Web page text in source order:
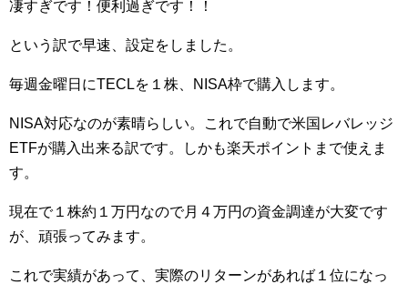
凄すぎです！便利過ぎです！！
という訳で早速、設定をしました。
毎週金曜日にTECLを１株、NISA枠で購入します。
NISA対応なのが素晴らしい。これで自動で米国レバレッジ
ETFが購入出来る訳です。しかも楽天ポイントまで使えま
す。
現在で１株約１万円なので月４万円の資金調達が大変です
が、頑張ってみます。
これで実績があって、実際のリターンがあれば１位になっ